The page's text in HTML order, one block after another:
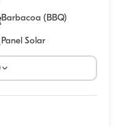
Barbacoa (BBQ)
Panel Solar